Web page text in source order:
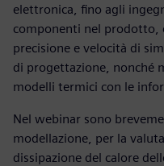
elettronica, fino agli
componenti nel
precisione e velocità di
di progettazione, nonché
modelli termici con le
Nel webinar sono
modellazione, per la
dissipazione del calore